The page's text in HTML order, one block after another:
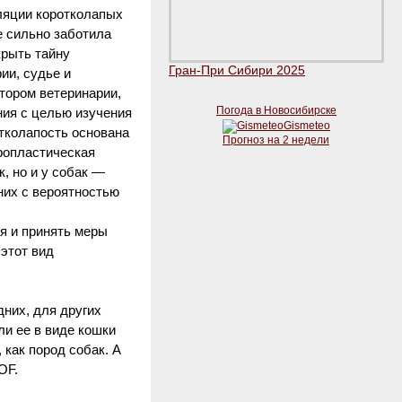
коротколапых
сильно заботила
тайну
судье и
ветеринарии,
с целью изучения
основана
но и у собак —
с вероятностью
и принять меры
вид
для других
ее в виде кошки
пород собак. А
Гран-При Сибири 2025
Погода в Новосибирске
Gismeteo
Прогноз на 2 недели